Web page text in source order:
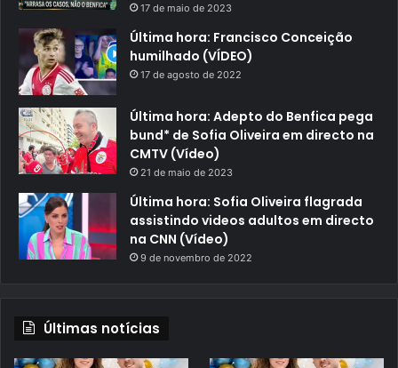
17 de maio de 2023
Última hora: Francisco Conceição
humilhado (VÍDEO)
17 de agosto de 2022
Última hora: Adepto do Benfica pega
bund* de Sofia Oliveira em directo na
CMTV (Vídeo)
21 de maio de 2023
Última hora: Sofia Oliveira flagrada
assistindo videos adultos em directo
na CNN (Vídeo)
9 de novembro de 2022
Últimas notícias